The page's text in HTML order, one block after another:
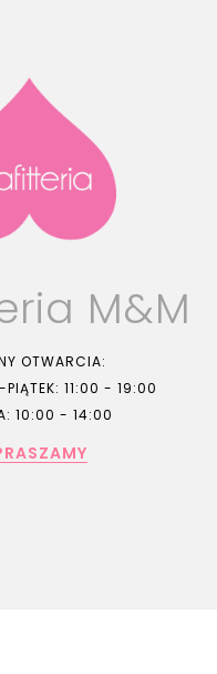
M&M
OTWARCIA:
PIĄTEK: 11:00 - 19:00
10:00 - 14:00